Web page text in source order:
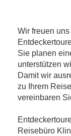
Wir freuen
Sie planen
unterstützen
Damit wir
zu Ihrem
vereinbaren
Reisebüro